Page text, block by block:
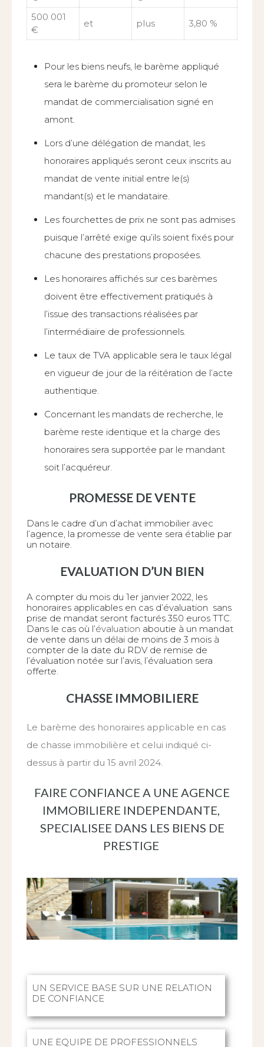
500 001
€
et plus 3,80 %
Pour les biens neufs, le barème appliqué
sera le barème du promoteur selon le
mandat de commercialisation signé en
amont.
Lors d’une délégation de mandat, les
honoraires appliqués seront ceux inscrits au
mandat de vente initial entre le(s)
mandant(s) et le mandataire.
Les fourchettes de prix ne sont pas admises
puisque l’arrêté exige qu’ils soient fixés pour
chacune des prestations proposées.
Les honoraires affichés sur ces barèmes
doivent être effectivement pratiqués à
l’issue des transactions réalisées par
l’intermédiaire de professionnels.
Le taux de TVA applicable sera le taux légal
en vigueur de jour de la réitération de l’acte
authentique.
Concernant les mandats de recherche, le
barème reste identique et la charge des
honoraires sera supportée par le mandant
soit l’acquéreur.
PROMESSE DE VENTE
Dans le cadre d’un d’achat immobilier avec
l’agence, la promesse de vente sera établie par
un notaire.
EVALUATION D’UN BIEN
A compter du mois du 1er janvier 2022, les
honoraires applicables en cas d’évaluation sans
prise de mandat seront facturés 350 euros TTC.
Dans le cas où l’évaluation aboutie à un mandat
de vente dans un délai de moins de 3 mois à
compter de la date du RDV de remise de
l’évaluation notée sur l’avis, l’évaluation sera
offerte.
CHASSE IMMOBILIERE
Le barème des honoraires applicable en cas
de chasse immobilière et celui indiqué ci-
dessus à partir du 15 avril 2024.
FAIRE CONFIANCE A UNE AGENCE
IMMOBILIERE INDEPENDANTE,
SPECIALISEE DANS LES BIENS DE
PRESTIGE
UN SERVICE BASE SUR UNE RELATION
DE CONFIANCE
UNE EQUIPE DE PROFESSIONNELS